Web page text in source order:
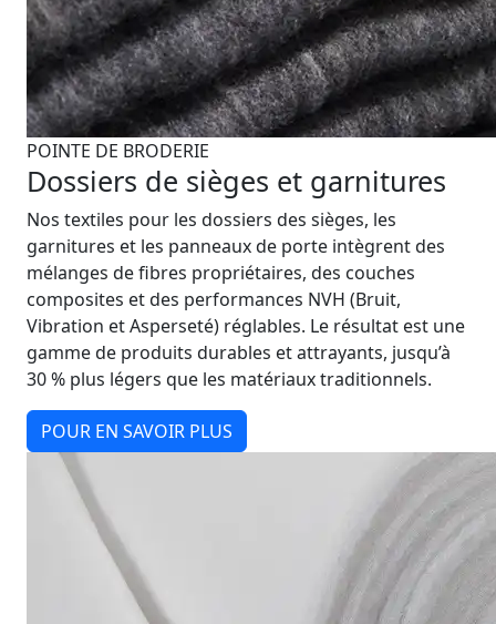
POINTE DE BRODERIE
Dossiers de sièges et garnitures
Nos textiles pour les dossiers des sièges, les
garnitures et les panneaux de porte intègrent des
mélanges de fibres propriétaires, des couches
composites et des performances NVH (Bruit,
Vibration et Asperseté) réglables. Le résultat est une
gamme de produits durables et attrayants, jusqu’à
30 % plus légers que les matériaux traditionnels.
POUR EN SAVOIR PLUS